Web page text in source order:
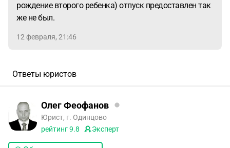
рождение второго ребенка) отпуск предоставлен так
же не был.
12 февраля, 21:46
Ответы юристов
Олег Феофанов
Юрист, г. Одинцово
рейтинг9.8 Эксперт